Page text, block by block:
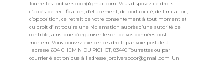
Tourrettes jordiverspoor@gmail.com. Vous disposez de droits
d’accès, de rectification, d’effacement, de portabilité, de limitation,
d’opposition, de retrait de votre consentement à tout moment et
du droit d’introduire une réclamation auprès d’une autorité de
contrôle, ainsi que d’organiser le sort de vos données post-
mortem. Vous pouvez exercer ces droits par voie postale à
l'adresse 604 CHEMIN DU PICHOT, 83440 Tourrettes ou par
courrier électronique à l'adresse jordiverspoor@gmail.com. Un